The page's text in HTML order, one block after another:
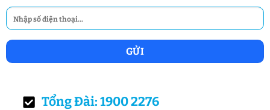
Tổng Đài: 1900 2276